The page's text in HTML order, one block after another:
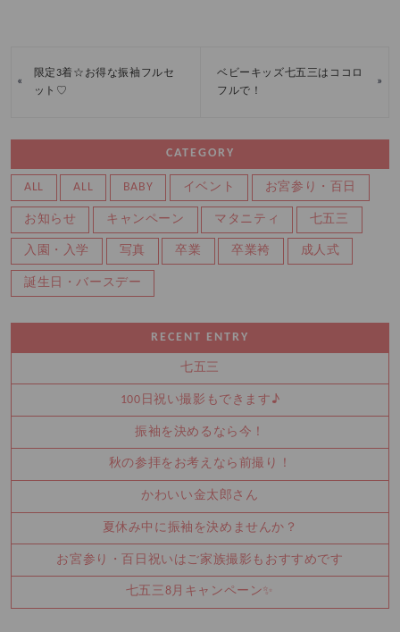
«
限定3着☆お得な振袖フルセ
ット♡
ベビーキッズ七五三はココロ
フルで！
»
CATEGORY
ALL ALL BABY イベント お宮参り・百日
お知らせ キャンペーン マタニティ 七五三
入園・入学 写真 卒業 卒業袴 成人式
誕生日・バースデー
RECENT ENTRY
七五三
100日祝い撮影もできます♪
振袖を決めるなら今！
秋の参拝をお考えなら前撮り！
かわいい金太郎さん
夏休み中に振袖を決めませんか？
お宮参り・百日祝いはご家族撮影もおすすめです
七五三8月キャンペーン✨